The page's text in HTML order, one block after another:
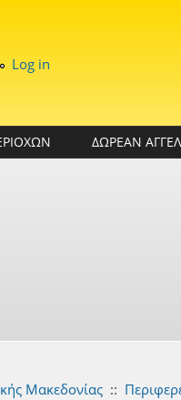
Log in
ΔΩΡΕΑΝ
Μακεδονίας ::